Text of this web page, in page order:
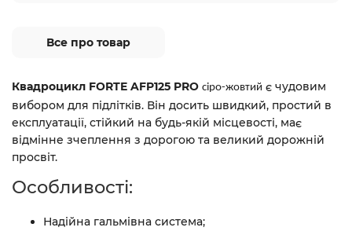
Все про товар
Квадроцикл FORTE AFP125 PRO сіро-жовтий є чудовим
вибором для підлітків. Він досить швидкий, простий в
експлуатації, стійкий на будь-якій місцевості, має
відмінне зчеплення з дорогою та великий дорожній
просвіт.
Особливості:
Надійна гальмівна система;